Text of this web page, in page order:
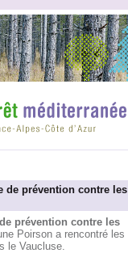
de prévention contre les
prévention contre les
Poirson a rencontré les
le Vaucluse.